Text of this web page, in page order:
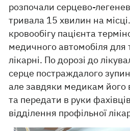
розпочали серцево-
тривала 15 хвилин на
кровообігу пацієнта
медичного автомобіля для
лікарні. По дорозі до
серце постраждалого
але завдяки медикам його
та передати в руки
відділення профільної